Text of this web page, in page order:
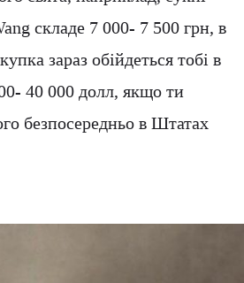
складе 7 000- 7 500 грн, в
зараз обійдеться тобі в
40 000 долл, якщо ти
безпосередньо в Штатах